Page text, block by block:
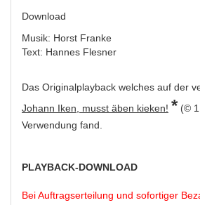
Download
Musik: Horst Franke
Text: Hannes Flesner
Das Originalplayback welches auf der
Johann Iken, musst äben kieken! * (©
Verwendung fand.
PLAYBACK-DOWNLOAD
Bei Auftragserteilung und sofortiger